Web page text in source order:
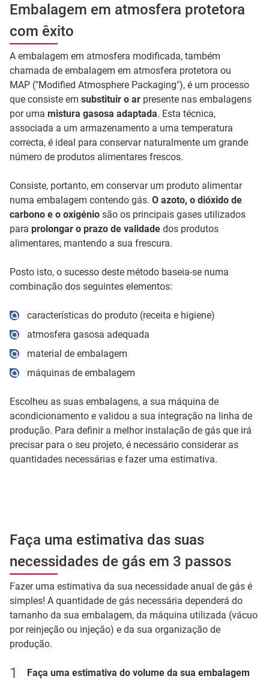
Embalagem em atmosfera protetora
com êxito
A embalagem em atmosfera modificada, também
chamada de embalagem em atmosfera protetora ou
MAP ("Modified Atmosphere Packaging"), é um processo
que consiste em substituir o ar presente nas embalagens
por uma mistura gasosa adaptada. Esta técnica,
associada a um armazenamento a uma temperatura
correcta, é ideal para conservar naturalmente um grande
número de produtos alimentares frescos.
Consiste, portanto, em conservar um produto alimentar
numa embalagem contendo gás. O azoto, o dióxido de
carbono e o oxigénio são os principais gases utilizados
para prolongar o prazo de validade dos produtos
alimentares, mantendo a sua frescura.
Posto isto, o sucesso deste método baseia-se numa
combinação dos seguintes elementos:
características do produto (receita e higiene)
atmosfera gasosa adequada
material de embalagem
máquinas de embalagem
Escolheu as suas embalagens, a sua máquina de
acondicionamento e validou a sua integração na linha de
produção. Para definir a melhor instalação de gás que irá
precisar para o seu projeto, é necessário considerar as
quantidades necessárias e fazer uma estimativa.
Faça uma estimativa das suas
necessidades de gás em 3 passos
Fazer uma estimativa da sua necessidade anual de gás é
simples! A quantidade de gás necessária dependerá do
tamanho da sua embalagem, da máquina utilizada (vácuo
por reinjeção ou injeção) e da sua organização de
produção.
Faça uma estimativa do volume da sua embalagem